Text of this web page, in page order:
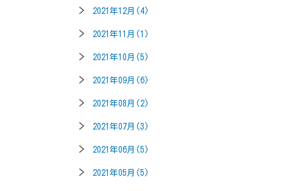
2021年12月(4)
2021年11月(1)
2021年10月(5)
2021年09月(6)
2021年08月(2)
2021年07月(3)
2021年06月(5)
2021年05月(5)